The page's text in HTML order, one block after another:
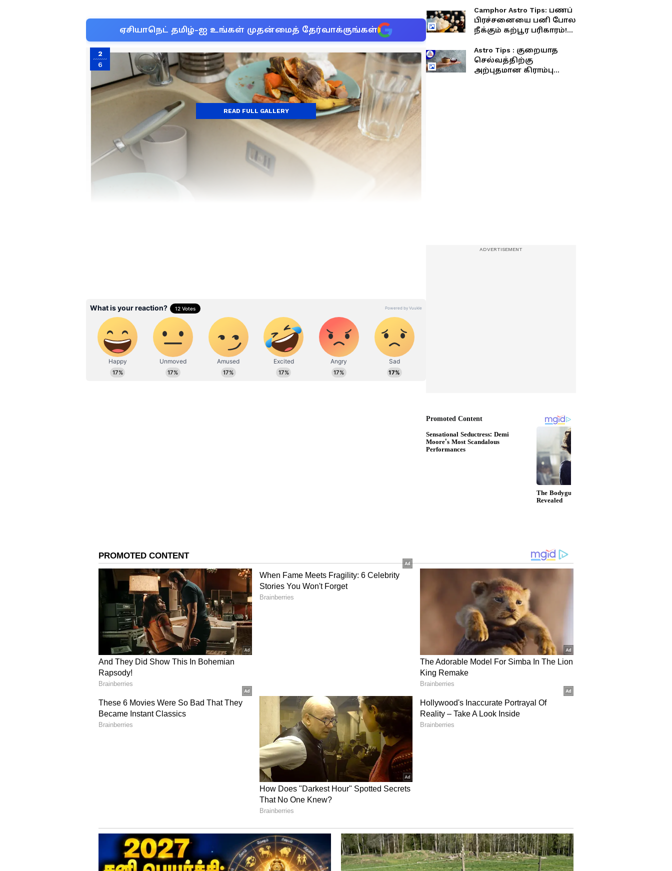
ஏசியாநெட் தமிழ்-ஐ உங்கள் முதன்மைத் தேர்வாக்குங்கள்
2
6
சமையலறையில் கழுவாத பாத்திரங்களை வைத்திருப்பது எதிர்மறை ஆற்றலை
அதிகரிக்கிறது. இது வீட்டின் அமைதியையும் மகிழ்ச்சியையும் பாதிப்பதோடு,
நிதிச் சிக்கல்களுக்கும் வழிவகுக்கும்.
Image Credit :Getty
படுக்கை சுத்தமாக இருக்க வேண்டும்
வாஸ்து சாஸ்திரத்தின்படி, உறங்கச் செல்வதற்கு முன் படுக்கை சுத்தமாகவும்
நேர்த்தியாகவும் இருக்க வேண்டும். அழுக்கான அல்லது அசுத்தமான
படுக்கையில் உறங்குவது மன அழுத்தத்தையும் பதட்டத்தையும் அதிகரிக்கிறது.
மேலும், அழுக்கான ஆடைகள், காலுறைகள் அல்லது காலணிகளைத்
தலையணைக்கு அருகில் வைப்பதைத் தவிர்க்கவும்.
READ FULL GALLERY
Camphor Astro Tips: பணப்
பிரச்சனையை பனி போல
நீக்கும் கற்பூர பரிகாரம்!
Astro Tips : குறையாத
செல்வத்திற்கு
அற்புதமான கிராம்பு